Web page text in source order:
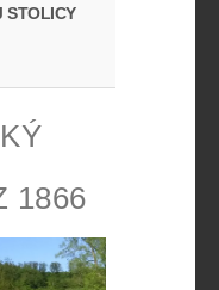
STOLICY
1866